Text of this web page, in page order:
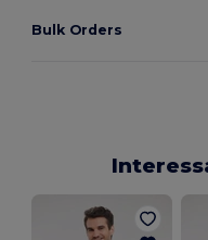
Bulk Orders